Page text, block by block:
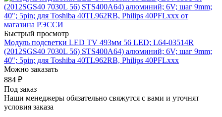
Быстрый просмотр
Модуль подсветки LED TV 493мм 56 LED; L64-03514R
(2012SGS40 7030L 56) STS400A64) алюминий; 6V; шаг 9mm;
40"; 5pin; для Toshiba 40TL962RB, Philips 40PFLххх
Можно заказать
884 ₽
Под заказ
Наши менеджеры обязательно свяжутся с вами и уточнят
условия заказа